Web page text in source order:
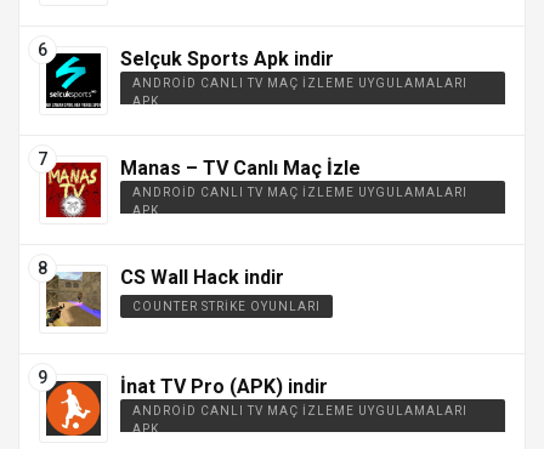
Selçuk Sports Apk indir
ANDROID CANLI TV MAÇ İZLEME UYGULAMALARI
APK
Manas – TV Canlı Maç İzle
ANDROID CANLI TV MAÇ İZLEME UYGULAMALARI
APK
CS Wall Hack indir
COUNTER STRIKE OYUNLARI
İnat TV Pro (APK) indir
ANDROID CANLI TV MAÇ İZLEME UYGULAMALARI
APK